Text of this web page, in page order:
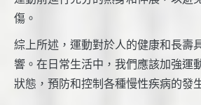
傷。
綜上所述，運動對於人的健康和長壽
響。在日常生活中，我們應該加強運
狀態，預防和控制各種慢性疾病的發